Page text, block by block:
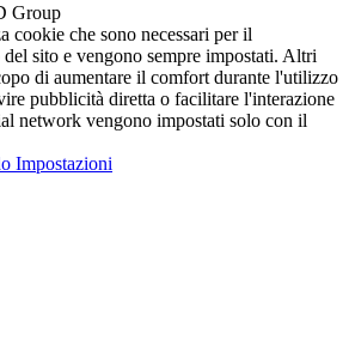
Group
cookie che sono necessari per il
sito e vengono sempre impostati. Altri
di aumentare il comfort durante l'utilizzo
pubblicità diretta o facilitare l'interazione
network vengono impostati solo con il
Impostazioni